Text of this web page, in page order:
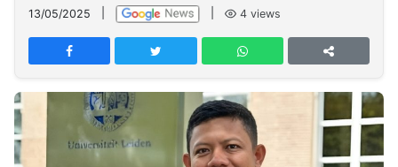
PT
TREETAN
MULTIMEDIA
INDONESIA
Partner
13/05/2025 4 views